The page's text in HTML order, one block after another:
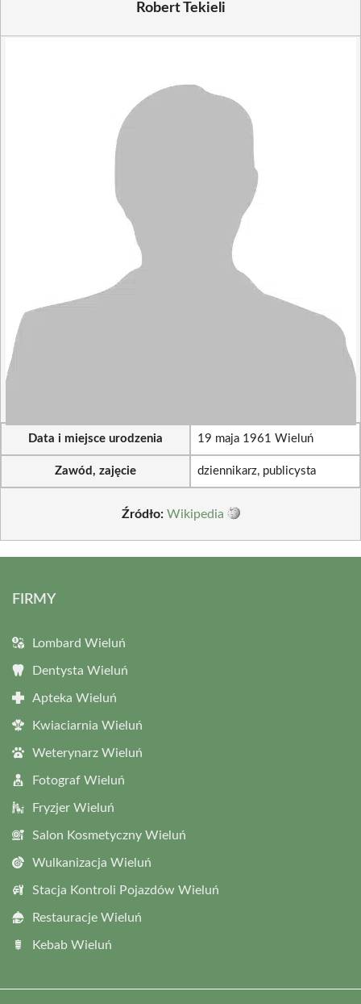
Robert Tekieli
Data i miejsce urodzenia 19 maja 1961 Wieluń
Zawód, zajęcie dziennikarz, publicysta
Źródło: Wikipedia
FIRMY
Lombard Wieluń
Dentysta Wieluń
Apteka Wieluń
Kwiaciarnia Wieluń
Weterynarz Wieluń
Fotograf Wieluń
Fryzjer Wieluń
Salon Kosmetyczny Wieluń
Wulkanizacja Wieluń
Stacja Kontroli Pojazdów Wieluń
Restauracje Wieluń
Kebab Wieluń